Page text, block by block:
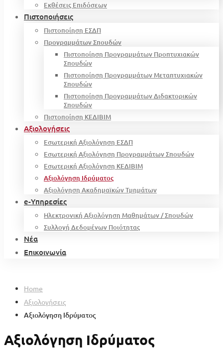
Εκθέσεις Επιδόσεων
Πιστοποιήσεις
Πιστοποίηση ΕΣΔΠ
Προγραμμάτων Σπουδών
Πιστοποίηση Προγραμμάτων Προπτυχιακών
Σπουδών
Πιστοποίηση Προγραμμάτων Μεταπτυχιακών
Σπουδών
Πιστοποίηση Προγραμμάτων Διδακτορικών
Σπουδών
Πιστοποίηση ΚΕΔΙΒΙΜ
Αξιολογήσεις
Εσωτερική Αξιολόγηση ΕΣΔΠ
Εσωτερική Αξιολόγηση Προγραμμάτων Σπουδών
Εσωτερική Αξιολόγηση ΚΕΔΙΒΙΜ
Αξιολόγηση Ιδρύματος
Αξιολόγηση Ακαδημαϊκών Τμημάτων
e-Υπηρεσίες
Ηλεκτρονική Αξιολόγηση Μαθημάτων / Σπουδών
Συλλογή Δεδομένων Ποιότητας
Νέα
Επικοινωνία
Home
Αξιολογήσεις
Αξιολόγηση Ιδρύματος
Αξιολόγηση Ιδρύματος